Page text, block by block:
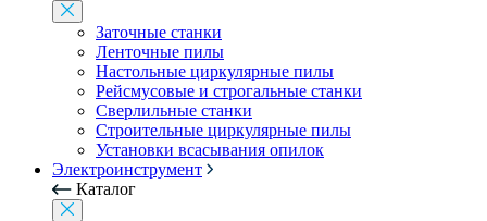
Заточные станки
Ленточные пилы
Настольные циркулярные пилы
Рейсмусовые и строгальные станки
Сверлильные станки
Строительные циркулярные пилы
Установки всасывания опилок
Электроинструмент
Каталог